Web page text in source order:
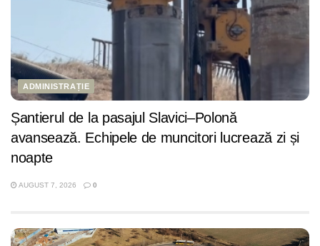
ADMINISTRAȚIE
Șantierul de la pasajul Slavici–Polonă
avansează. Echipele de muncitori lucrează zi și
noapte
AUGUST 7, 2026 0